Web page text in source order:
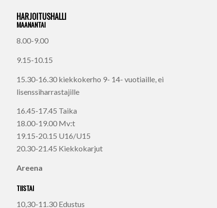
HARJOITUSHALLI
MAANANTAI
8.00-9.00
9.15-10.15
15.30-16.30 kiekkokerho 9- 14- vuotiaille, ei
lisenssiharrastajille
16.45-17.45 Taika
18.00-19.00 Mv:t
19.15-20.15 U16/U15
20.30-21.45 Kiekkokarjut
Areena
TIISTAI
10,30-11.30 Edustus